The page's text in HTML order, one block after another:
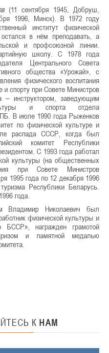
(11 сентября 1945, Добруш,
1996, Минск). В 1972 году
институт физической
в нём преподавать, а
и профсоюзной линии.
школу. С 1978 года
Центрального Совета
общества «Урожай», с
физического воспитания
и спорту при Совете Министров
инструктором, заведующим
и спорта отдела
В июле 1990 года Рыженков
по физической культуре и
распада СССР, когда был
комитет Республики
С 1993 года работал
культуры (на общественных
при Совете Министров
1995 года по 12 декабря 1996
Республики Беларусь.
года.
Владимир Николаевич был
физической культуры и
БССР», награжден грамотой
и памятной медалью
К НАМ